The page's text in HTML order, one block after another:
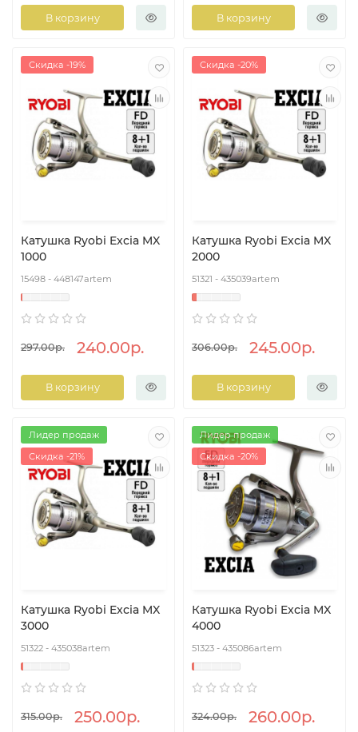
В корзину В корзину
Скидка -19%
Катушка Ryobi Excia MX
1000
15498 - 448147artem
297.00р. 240.00р.
В корзину
Скидка -20%
Катушка Ryobi Excia MX
2000
51321 - 435039artem
306.00р. 245.00р.
В корзину
Лидер продаж
Скидка -21%
Катушка Ryobi Excia MX
3000
51322 - 435038artem
315.00р. 250.00р.
Лидер продаж
Скидка -20%
Катушка Ryobi Excia MX
4000
51323 - 435086artem
324.00р. 260.00р.